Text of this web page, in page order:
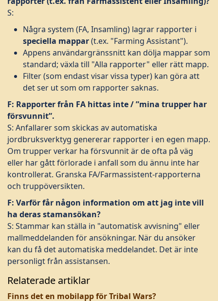
S:
Några system (FA, Insamling) lagrar rapporter i
speciella mappar(t.ex. "Farming Assistant").
Appens användargränssnitt kan dölja mappar som
standard; växla till "Alla rapporter" eller rätt mapp.
Filter (som endast visar vissa typer) kan göra att
det ser ut som om rapporter saknas.
F: Rapporter från FA hittas inte / ”mina trupper har
försvunnit”.
S: Anfallarer som skickas av automatiska
jordbruksverktyg genererar rapporter i en egen mapp.
Om trupper verkar ha försvunnit är de ofta på väg
eller har gått förlorade i anfall som du ännu inte har
kontrollerat. Granska FA/Farmassistent-rapporterna
och truppöversikten.
F: Varför får någon information om att jag inte vill
ha deras stamansökan?
S: Stammar kan ställa in "automatisk avvisning" eller
mallmeddelanden för ansökningar. När du ansöker
kan du få det automatiska meddelandet. Det är inte
personligt från assistansen.
Relaterade artiklar
Finns det en mobilapp för Tribal Wars?